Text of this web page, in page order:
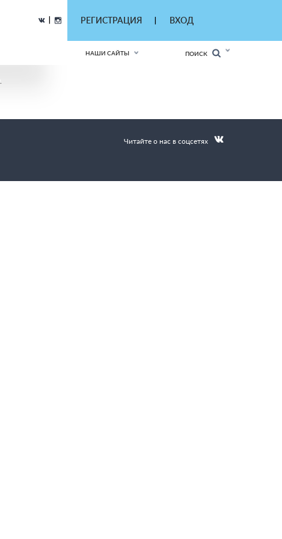
РЕГИСТРАЦИЯ ВХОД
НАШИ САЙТЫ ПОИСК
Читайте о нас в соцсетях